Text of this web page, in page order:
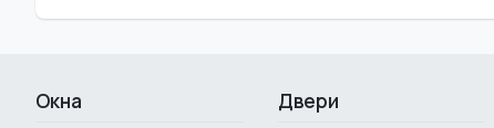
Окна Двери